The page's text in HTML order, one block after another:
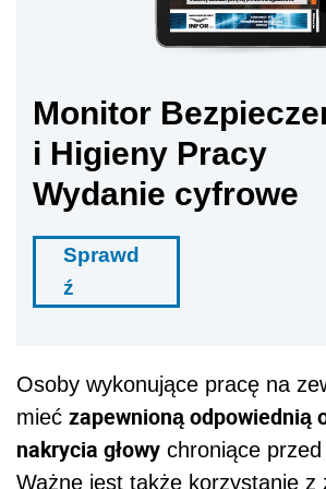
Monitor
i Higieny Pracy
Wydanie cyfrowe
Sprawd
ź
Osoby wykonujące pracę na
mieć zapewnioną odpowiednią
nakrycia głowy chroniące przed
Ważne jest także korzystanie z